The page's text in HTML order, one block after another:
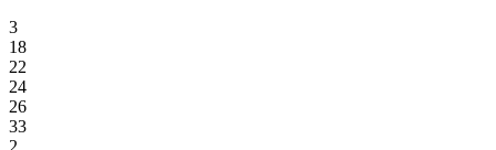
3
18
22
24
26
33
2